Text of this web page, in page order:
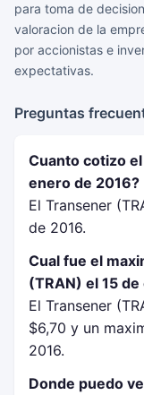
para toma de
valoracion de la
por accionistas e
expectativas.
Preguntas
Cuanto cotizo
enero de 2016?
El Transener
de 2016.
Cual fue el
(TRAN) el 15
El Transener
$6,70 y un
2016.
Donde puedo